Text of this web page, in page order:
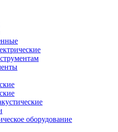
оборудование